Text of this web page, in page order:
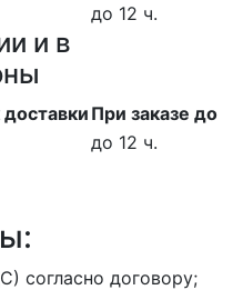
до 12 ч.
и в
При заказе до
до 12 ч.
согласно договору;